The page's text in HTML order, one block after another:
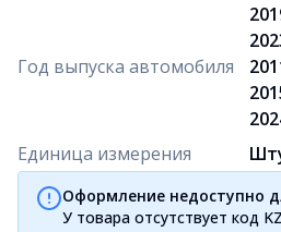
Год выпуска автомобиля
Единица измерения
Оформление недоступно
У товара отсутствует код